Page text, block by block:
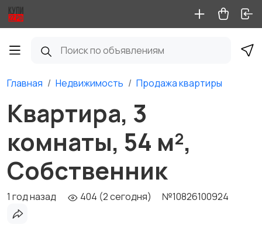
Главная Недвижимость Продажа квартиры
Квартира, 3
комнаты, 54 м²,
Собственник
1 год назад 404 (2 сегодня) №10826100924